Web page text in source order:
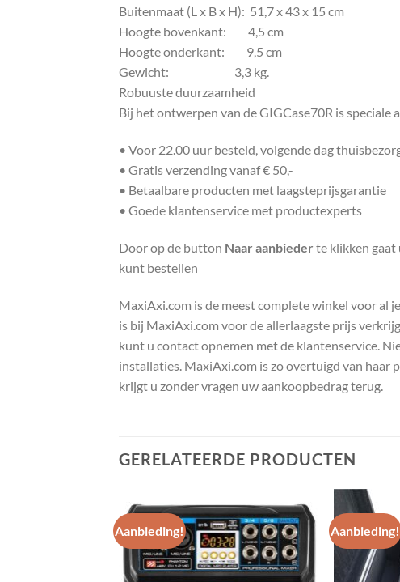
Buitenmaat (L x B x H): 51,7 x 43 x 15 cm
Hoogte bovenkant: 4,5 cm
Hoogte onderkant: 9,5 cm
Gewicht: 3,3 kg.
Robuuste duurzaamheid
Bij het ontwerpen van de GIGCase70R is speciale
• Voor 22.00 uur besteld, volgende dag
• Gratis verzending vanaf € 50,-
• Betaalbare producten met laagsteprijsgarantie
• Goede klantenservice met productexperts
Door op de button Naar aanbieder te klikken gaat
kunt bestellen
MaxiAxi.com is de meest complete winkel voor al
is bij MaxiAxi.com voor de allerlaagste prijs
kunt u contact opnemen met de klantenservice.
installaties. MaxiAxi.com is zo overtuigd van
krijgt u zonder vragen uw aankoopbedrag terug.
GERELATEERDE PRODUCTEN
Aanbieding!
Toevoegen
aan
Aanbieding!